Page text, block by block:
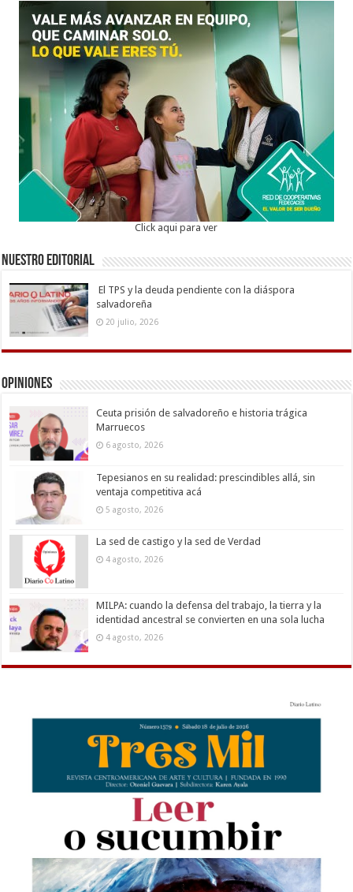
Click aqui para ver
Nuestro Editorial
El TPS y la deuda pendiente con la diáspora
salvadoreña
20 julio, 2026
Opiniones
Ceuta prisión de salvadoreño e historia trágica
Marruecos
6 agosto, 2026
Tepesianos en su realidad: prescindibles allá, sin
ventaja competitiva acá
5 agosto, 2026
La sed de castigo y la sed de Verdad
4 agosto, 2026
MILPA: cuando la defensa del trabajo, la tierra y la
identidad ancestral se convierten en una sola lucha
4 agosto, 2026